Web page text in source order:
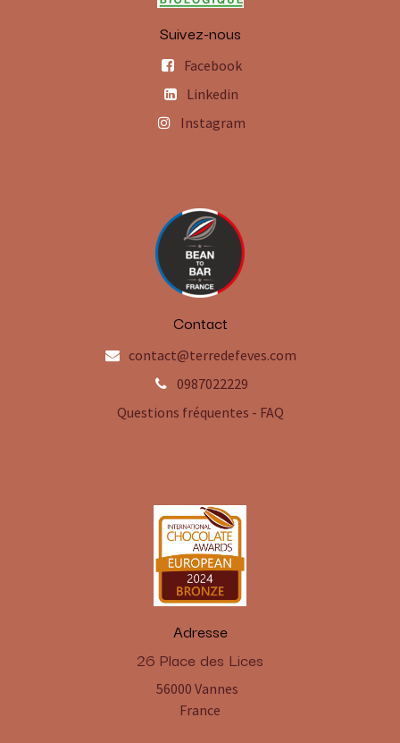
Suivez-nous
Facebook
Linkedin
Instagram
Contact
contact@terredefeves.com
0987022229
Questions fréquentes - FAQ
Adresse
​26 Place des Lices
56000 Vannes
France